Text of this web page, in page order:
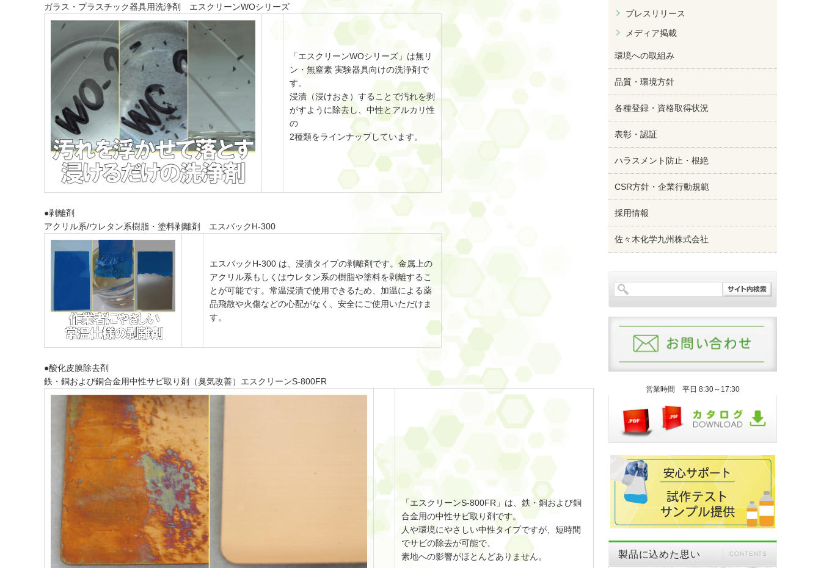
ガラス・プラスチック器具用洗浄剤 エスクリーンWOシリーズ
「エスクリーンWOシリーズ」は無リ
ン・無窒素 実験器具向けの洗浄剤で
す。
浸漬（浸けおき）することで汚れを剥
がすように除去し、中性とアルカリ性
の
2種類をラインナップしています。
●剥離剤
アクリル系/ウレタン系樹脂・塗料剥離剤 エスバックH-300
エスバックH-300 は、浸漬タイプの剥離剤です。金属上の
アクリル系もしくはウレタン系の樹脂や塗料を剥離するこ
とが可能です。常温浸漬で使用できるため、加温による薬
品飛散や火傷などの心配がなく、安全にご使用いただけま
す。
●酸化皮膜除去剤
鉄・銅および銅合金用中性サビ取り剤（臭気改善） エスクリーンS-800FR
「エスクリーンS-800FR」は、鉄・銅および銅
合金用の中性サビ取り剤です。
人や環境にやさしい中性タイプですが、短時間
でサビの除去が可能で、
素地への影響がほとんどありません。
プレスリリース
メディア掲載
環境への取組み
品質・環境方針
各種登録・資格取得状況
表彰・認証
ハラスメント防止・根絶
CSR方針・企業行動規範
採用情報
佐々木化学九州株式会社
営業時間 平日 8:30～17:30
製品に込めた思い CONTENTS